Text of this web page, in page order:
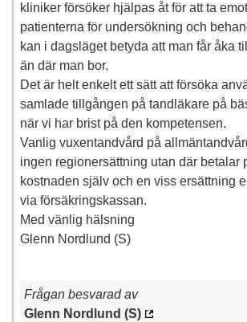
kliniker försöker hjälpas åt för att ta
patienterna för undersökning och
kan i dagsläget betyda att man får åka
än där man bor.
Det är helt enkelt ett sätt att försöka
samlade tillgången på tandläkare på
när vi har brist på den kompetensen.
Vanlig vuxentandvård på
ingen regionersättning utan där betalar
kostnaden själv och en viss ersättning
via försäkringskassan.
Med vänlig hälsning
Glenn Nordlund (S)
Frågan besvarad av
Glenn Nordlund (S)